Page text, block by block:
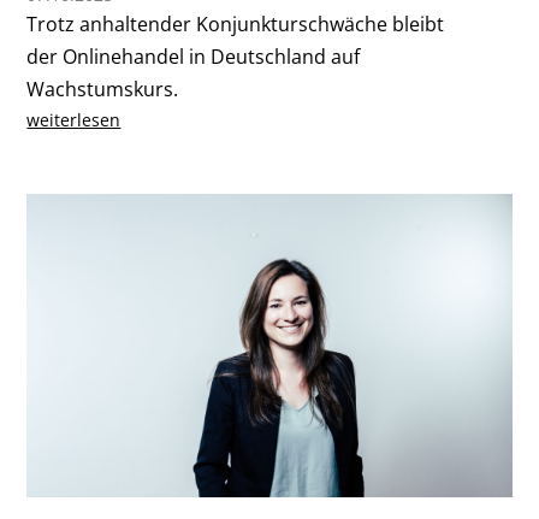
Trotz anhaltender Konjunkturschwäche bleibt
der Onlinehandel in Deutschland auf
Wachstumskurs.
weiterlesen